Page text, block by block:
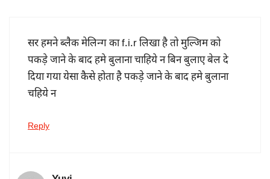
सर हमने ब्लैक मेलिन्ग का f.i.r लिखा है तो मुल्जिम को
पकड़े जाने के बाद हमे बुलाना चाहिये न बिन बुलाए बेल दे
दिया गया येसा कैसे होता है पकड़े जाने के बाद हमे बुलाना
चहिये न
Reply